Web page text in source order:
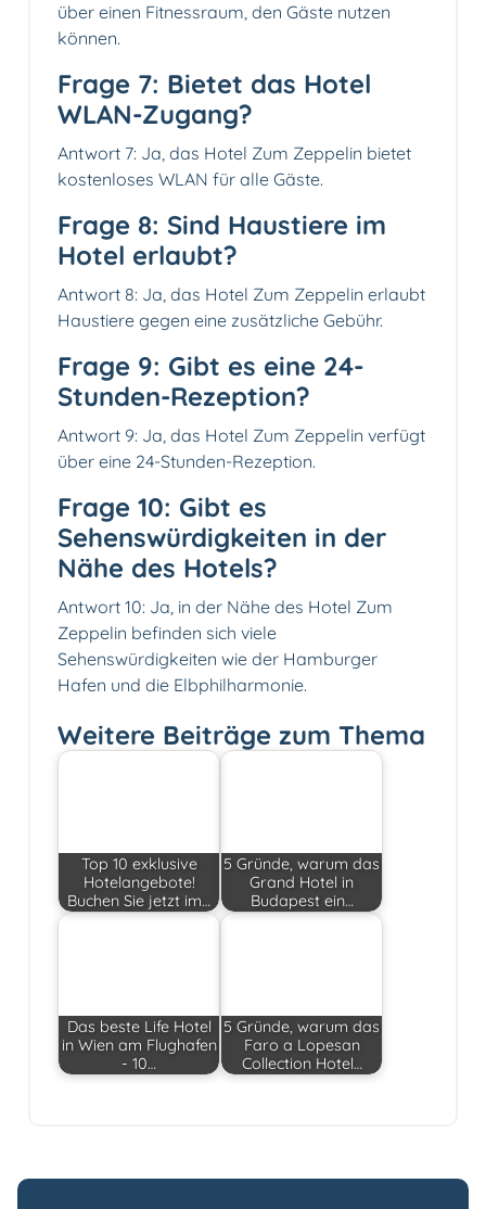
über einen Fitnessraum, den Gäste nutzen
können.
Frage 7: Bietet das Hotel
WLAN-Zugang?
Antwort 7: Ja, das Hotel Zum Zeppelin bietet
kostenloses WLAN für alle Gäste.
Frage 8: Sind Haustiere im
Hotel erlaubt?
Antwort 8: Ja, das Hotel Zum Zeppelin erlaubt
Haustiere gegen eine zusätzliche Gebühr.
Frage 9: Gibt es eine 24-
Stunden-Rezeption?
Antwort 9: Ja, das Hotel Zum Zeppelin verfügt
über eine 24-Stunden-Rezeption.
Frage 10: Gibt es
Sehenswürdigkeiten in der
Nähe des Hotels?
Antwort 10: Ja, in der Nähe des Hotel Zum
Zeppelin befinden sich viele
Sehenswürdigkeiten wie der Hamburger
Hafen und die Elbphilharmonie.
Weitere Beiträge zum Thema
Top 10 exklusive
Hotelangebote!
Buchen Sie jetzt im…
5 Gründe, warum das
Grand Hotel in
Budapest ein…
Das beste Life Hotel
in Wien am Flughafen
- 10…
5 Gründe, warum das
Faro a Lopesan
Collection Hotel…